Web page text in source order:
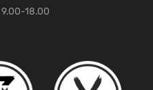
18.00